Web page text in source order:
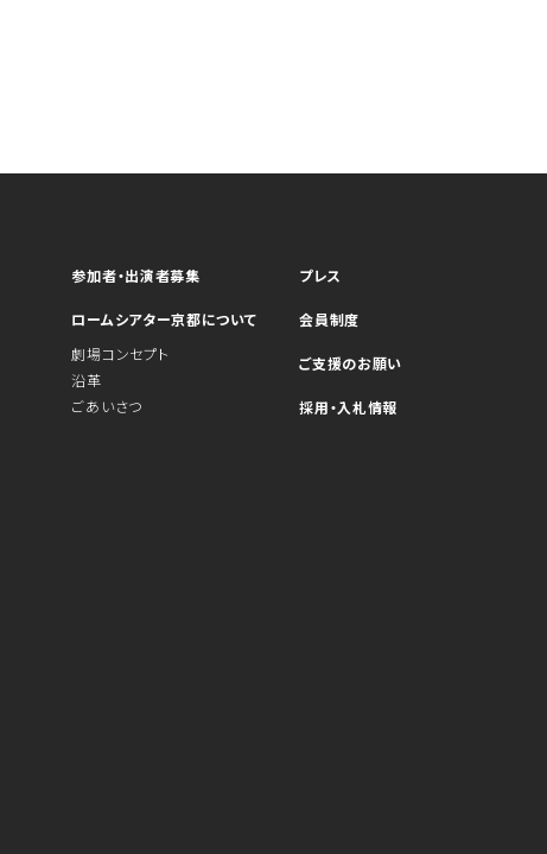
参加者・出演者募集
ロームシアター京都について
劇場コンセプト
沿革
ごあいさつ
プレス
会員制度
ご支援のお願い
採用・入札情報